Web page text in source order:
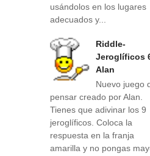
usándolos en los lugares
adecuados y...
Riddle-
Jeroglíficos
Alan
Nuevo juego
pensar creado por Alan.
Tienes que adivinar los 9
jeroglíficos. Coloca la
respuesta en la franja
amarilla y no pongas